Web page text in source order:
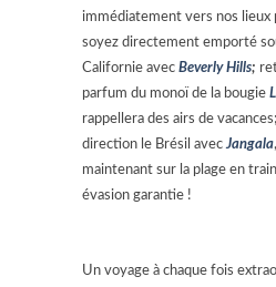
immédiatement vers nos
soyez directement emporté
Californie avec Beverly Hills;
parfum du monoï de la bougie
rappellera des airs de
direction le Brésil avecJangala
maintenant sur la plage en
évasion garantie !
Un voyage à chaque fois